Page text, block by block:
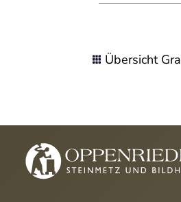
 Übersicht